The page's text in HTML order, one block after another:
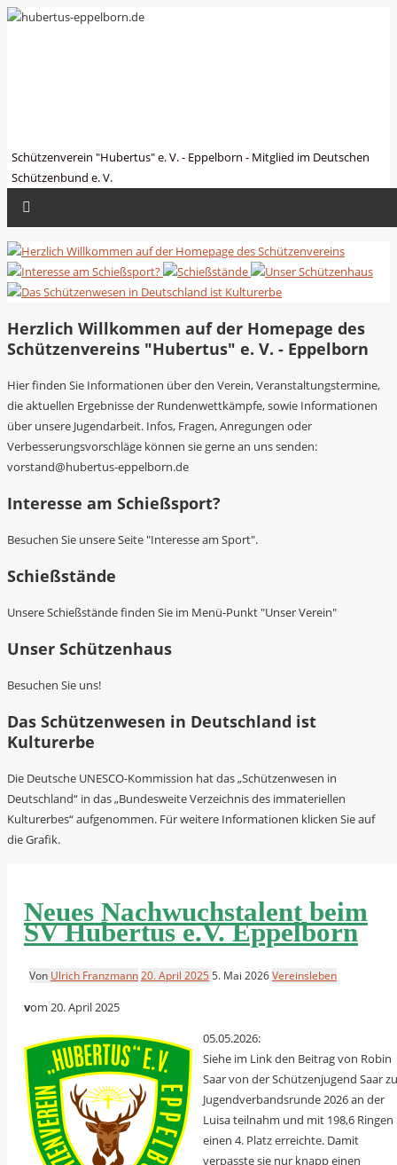
Schützenverein "Hubertus" e. V. - Eppelborn - Mitglied im Deutschen
Schützenbund e. V.
Herzlich Willkommen auf der Homepage des
Schützenvereins "Hubertus" e. V. - Eppelborn
Hier finden Sie Informationen über den Verein, Veranstaltungstermine,
die aktuellen Ergebnisse der Rundenwettkämpfe, sowie Informationen
über unsere Jugendarbeit. Infos, Fragen, Anregungen oder
Verbesserungsvorschläge können sie gerne an uns senden:
vorstand@hubertus-eppelborn.de
Interesse am Schießsport?
Besuchen Sie unsere Seite "Interesse am Sport".
Schießstände
Unsere Schießstände finden Sie im Menü-Punkt "Unser Verein"
Unser Schützenhaus
Besuchen Sie uns!
Das Schützenwesen in Deutschland ist
Kulturerbe
Die Deutsche UNESCO-Kommission hat das „Schützenwesen in
Deutschland“ in das „Bundesweite Verzeichnis des immateriellen
Kulturerbes“ aufgenommen. Für weitere Informationen klicken Sie auf
die Grafik.
Neues Nachwuchstalent beim
SV Hubertus e.V. Eppelborn
Von Ulrich Franzmann20. April 2025 5. Mai 2026Vereinsleben
vom 20. April 2025
05.05.2026:
Siehe im Link den Beitrag von Robin
Saar von der Schützenjugend Saar
Jugendverbandsrunde 2026 an der
Luisa teilnahm und mit 198,6 Ringen
einen 4. Platz erreichte. Damit
verpasste sie nur knapp einen